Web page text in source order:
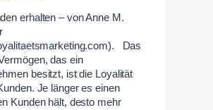
erhalten – von Anne M.
Das
das ein
besitzt, ist die Loyalität
Je länger es einen
Kunden hält, desto mehr